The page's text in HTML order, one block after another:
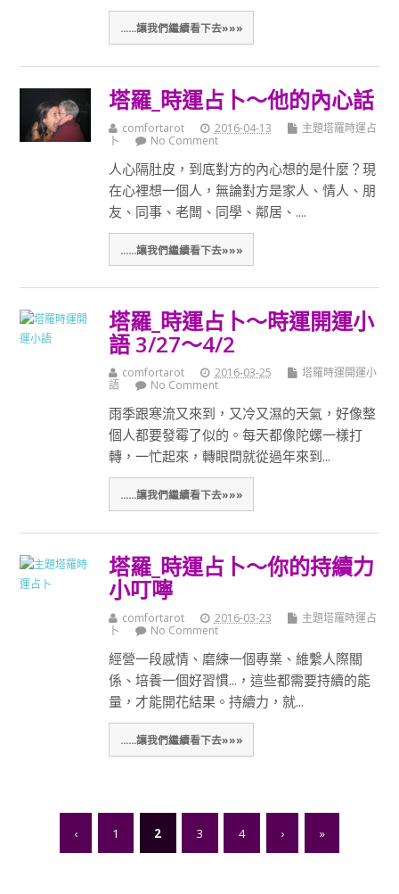
......讓我們繼續看下去»»»
塔羅_時運占卜～他的內心話
comfortarot 2016-04-13
主題塔羅時運占
卜
No Comment
人心隔肚皮，到底對方的內心想的是什麼？現
在心裡想一個人，無論對方是家人、情人、朋
友、同事、老闆、同學、鄰居、....
......讓我們繼續看下去»»»
塔羅_時運占卜～時運開運小
語 3/27～4/2
comfortarot 2016-03-25
塔羅時運開運小
語
No Comment
雨季跟寒流又來到，又冷又濕的天氣，好像整
個人都要發霉了似的。每天都像陀螺一樣打
轉，一忙起來，轉眼間就從過年來到...
......讓我們繼續看下去»»»
塔羅_時運占卜～你的持續力
小叮嚀
comfortarot 2016-03-23
主題塔羅時運占
卜
No Comment
經營一段感情、磨練一個專業、維繫人際關
係、培養一個好習慣...，這些都需要持續的能
量，才能開花結果。持續力，就...
......讓我們繼續看下去»»»
‹ 1 2 3 4 › »